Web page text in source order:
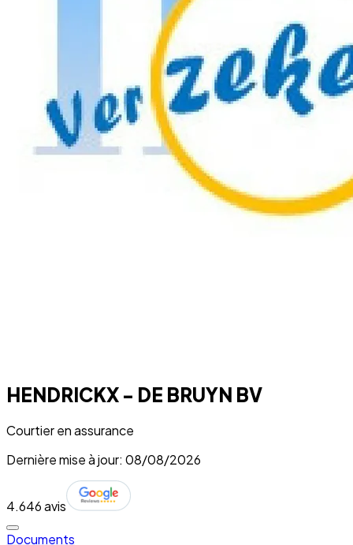
HENDRICKX - DE BRUYN BV
Courtier en assurance
Dernière mise à jour: 08/08/2026
4.646 avis
Documents